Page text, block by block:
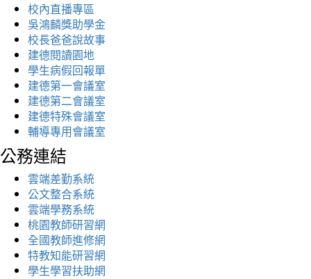
校內直播專區
吳鴻麟獎助學金
校長爸爸說故事
建德閱讀園地
學生病假回報單
建德第一會議室
建德第二會議室
建德特殊會議室
輔導專用會議室
公務連結
雲端差勤系統
公文整合系統
雲端學務系統
桃園教師研習網
全國教師進修網
特教知能研習網
學生學習扶助網